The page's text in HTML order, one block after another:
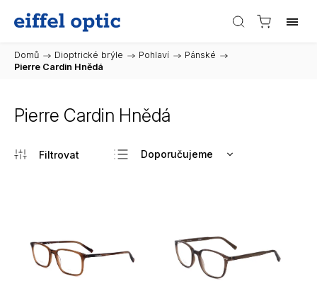
Domů / Dioptrické brýle / Pohlaví / Pánské /
Pierre Cardin Hnědá
Pierre Cardin Hnědá
Doporučujeme
Abecedně